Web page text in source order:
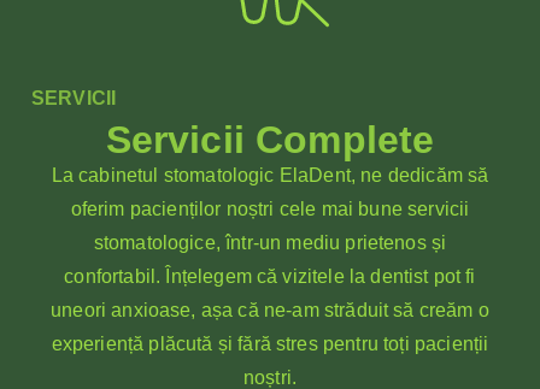
SERVICII
Servicii Complete
La cabinetul stomatologic ElaDent, ne dedicăm să
oferim pacienților noștri cele mai bune servicii
stomatologice, într-un mediu prietenos și
confortabil. Înțelegem că vizitele la dentist pot fi
uneori anxioase, așa că ne-am străduit să creăm o
experiență plăcută și fără stres pentru toți pacienții
noștri.